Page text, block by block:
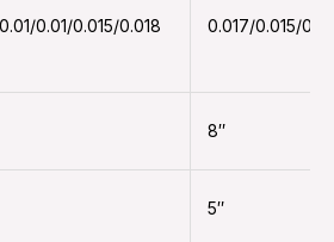
0.01/0.015/0.018 0.017/0.015/
8″
5″